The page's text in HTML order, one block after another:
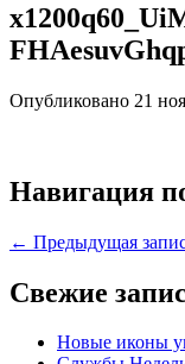
Опубликовано 21
Навигация
← Предыдущая
Свежие
Новые иконы